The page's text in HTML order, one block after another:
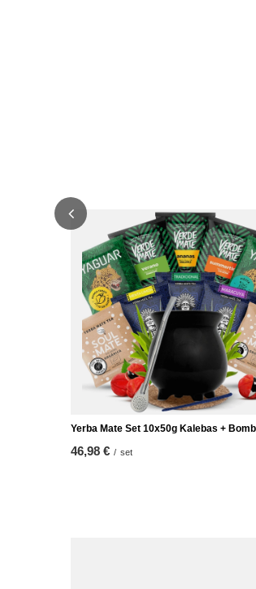
Yerba Mate Set 10x50g Kalebas +
46,98 € / set